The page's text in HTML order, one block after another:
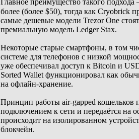
Главное преимущество такого
более (более $50), тогда как Cryobrick
самые дешевые модели Trezor One
премиальную модель Ledger Stax.
Некоторые старые смартфоны, в том
системе для телефонов с низкой
уже обеспечивал доступ к Bitcoin и
Sorted Wallet функционировал как
на офлайн-хранение.
Принцип работы air-gapped кошельков
подключением к сети и передаётся
происходит на изолированном
блокчейн.